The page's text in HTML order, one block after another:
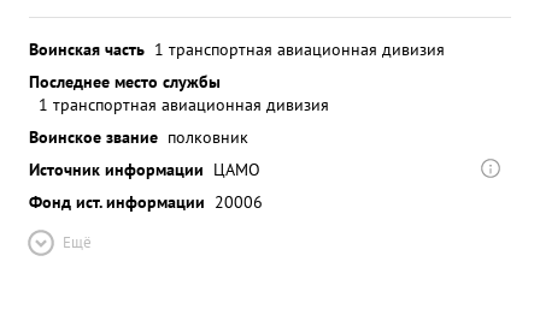
Воинская часть 1 транспортная авиационная дивизия
Последнее место службы
1 транспортная авиационная дивизия
Воинское звание полковник
Источник информации ЦАМО
Фонд ист. информации 20006
Ещё